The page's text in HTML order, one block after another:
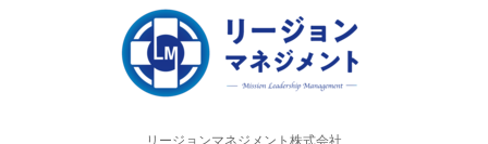
リージョンマネジメント株式会社